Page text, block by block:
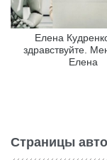
Елена
здравствуйте.
Елена
Страницы